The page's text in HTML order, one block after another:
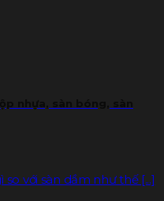
với sàn dầm như thế [...]